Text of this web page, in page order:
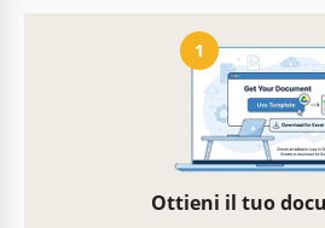
1
Ottieni il tuo